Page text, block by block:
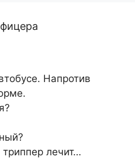
Напротив
лечит…